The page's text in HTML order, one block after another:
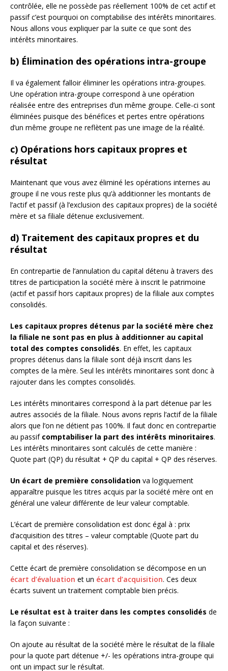
contrôlée, elle ne possède pas réellement 100% de cet actif et
passif c’est pourquoi on comptabilise des intérêts minoritaires.
Nous allons vous expliquer par la suite ce que sont des
intérêts minoritaires.
b) Élimination des opérations intra-groupe
Il va également falloir éliminer les opérations intra-groupes.
Une opération intra-groupe correspond à une opération
réalisée entre des entreprises d’un même groupe. Celle-ci sont
éliminées puisque des bénéfices et pertes entre opérations
d’un même groupe ne reflètent pas une image de la réalité.
c) Opérations hors capitaux propres et
résultat
Maintenant que vous avez éliminé les opérations internes au
groupe il ne vous reste plus qu’à additionner les montants de
l’actif et passif (à l’exclusion des capitaux propres) de la société
mère et sa filiale détenue exclusivement.
d) Traitement des capitaux propres et du
résultat
En contrepartie de l’annulation du capital détenu à travers des
titres de participation la société mère à inscrit le patrimoine
(actif et passif hors capitaux propres) de la filiale aux comptes
consolidés.
Les capitaux propres détenus par la société mère chez
la filiale ne sont pas en plus à additionner au capital
total des comptes consolidés. En effet, les capitaux
propres détenus dans la filiale sont déjà inscrit dans les
comptes de la mère. Seul les intérêts minoritaires sont donc à
rajouter dans les comptes consolidés.
Les intérêts minoritaires correspond à la part détenue par les
autres associés de la filiale. Nous avons repris l’actif de la filiale
alors que l’on ne détient pas 100%. Il faut donc en contrepartie
au passif comptabiliser la part des intérêts minoritaires.
Les intérêts minoritaires sont calculés de cette manière :
Quote part (QP) du résultat + QP du capital + QP des réserves.
Un écart de première consolidation va logiquement
apparaître puisque les titres acquis par la société mère ont en
général une valeur différente de leur valeur comptable.
L’écart de première consolidation est donc égal à : prix
d’acquisition des titres – valeur comptable (Quote part du
capital et des réserves).
Cette écart de première consolidation se décompose en un
écart d’évaluation et un écart d’acquisition. Ces deux
écarts suivent un traitement comptable bien précis.
Le résultat est à traiter dans les comptes consolidés de
la façon suivante :
On ajoute au résultat de la société mère le résultat de la filiale
pour la quote part détenue +/- les opérations intra-groupe qui
ont un impact sur le résultat.